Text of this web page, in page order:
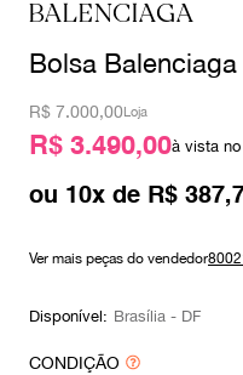
BALENCIAGA
Bolsa
R$ 7.000,00Loja
R$ 3.490,00à vista
ou 10x de R$ 387,
Ver mais peças do vendedor
Disponível: Brasília - DF
CONDIÇÃO
chanel
gucci
vestido
valentino
paula raia
prada
10º louis vuitton